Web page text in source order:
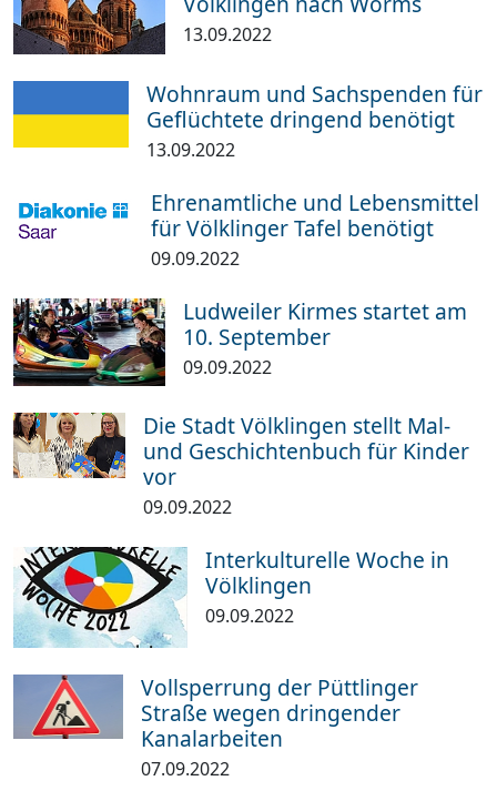
13.09.2022
Wohnraum und Sachspenden für
Geflüchtete dringend benötigt
13.09.2022
Ehrenamtliche und Lebensmittel
für Völklinger Tafel benötigt
09.09.2022
Ludweiler Kirmes startet am
10. September
09.09.2022
Die Stadt Völklingen stellt Mal-
und Geschichtenbuch für Kinder
vor
09.09.2022
Interkulturelle Woche in
Völklingen
09.09.2022
Vollsperrung der Püttlinger
Straße wegen dringender
Kanalarbeiten
07.09.2022